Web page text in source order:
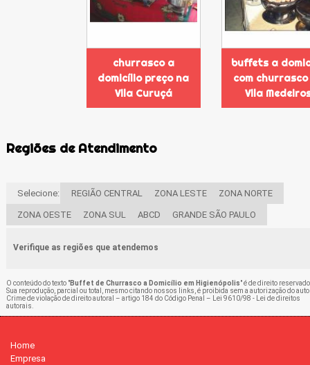
churrasco a
domicílio preço na
Vila Curuçá
buffets a
com
Vila
Regiões de Atendimento
Selecione: REGIÃO CENTRAL ZONA LESTE ZONA NORTE
ZONA OESTE ZONA SUL ABCD GRANDE SÃO PAULO
Verifique as regiões que atendemos
O conteúdo do texto "Buffet de Churrasco a Domicílio em Higienópolis" é de direito
Sua reprodução, parcial ou total, mesmo citando nossos links, é proibida sem a autorização do
Crime de violação de direito autoral – artigo 184 do Código Penal –
Lei 9610/98 - Lei de direitos
autorais
Home
Empresa